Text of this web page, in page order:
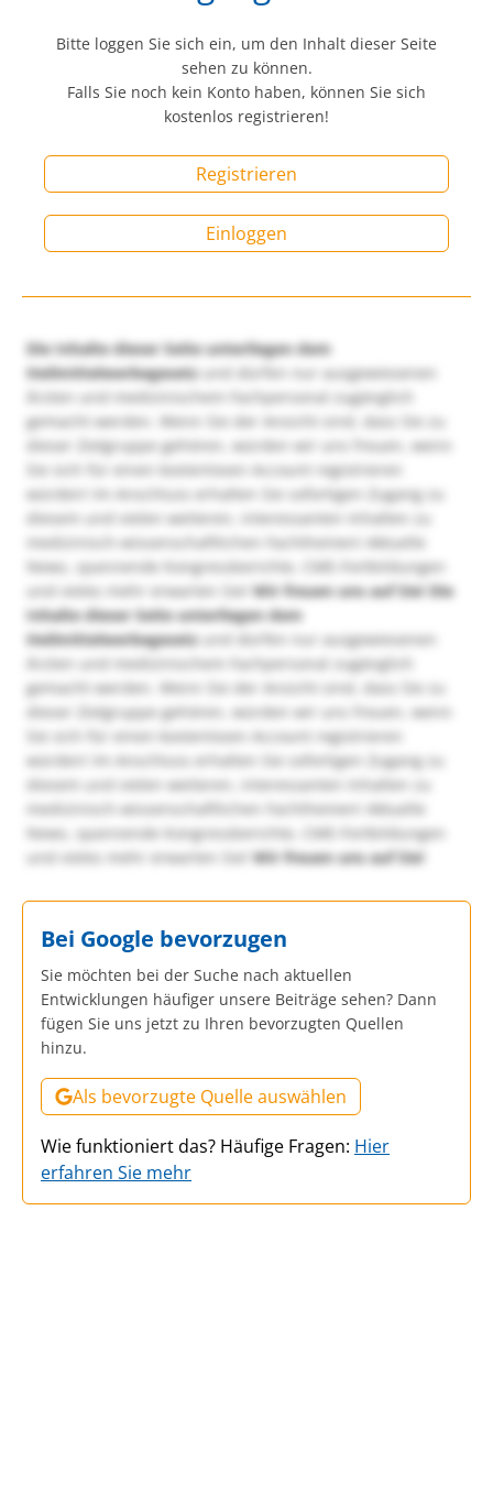
Bitte loggen Sie sich ein, um den Inhalt dieser Seite
sehen zu können.
Falls Sie noch kein Konto haben, können Sie sich
kostenlos registrieren!
Registrieren
Einloggen
Die Inhalte dieser Seite unterliegen dem
Heilmittelwerbegesetzund dürfen nur ausgewiesenen
Ärzten und medizinischem Fachpersonal zugänglich
gemacht werden. Wenn Sie der Ansicht sind, dass Sie zu
dieser Zielgruppe gehören, würden wir uns freuen, wenn
Sie sich für einen kostenlosen Account registrieren
würden! Im Anschluss erhalten Sie sofortigen Zugang zu
diesem und vielen weiteren, interessanten Inhalten zu
medizinisch-wissenschaftlichen Fachthemen! Aktuelle
News, spannende Kongressberichte, CME-Fortbildungen
und vieles mehr erwarten Sie!Wir freuen uns auf Sie! Die
Inhalte dieser Seite unterliegen dem
Heilmittelwerbegesetzund dürfen nur ausgewiesenen
Ärzten und medizinischem Fachpersonal zugänglich
gemacht werden. Wenn Sie der Ansicht sind, dass Sie zu
dieser Zielgruppe gehören, würden wir uns freuen, wenn
Sie sich für einen kostenlosen Account registrieren
würden! Im Anschluss erhalten Sie sofortigen Zugang zu
diesem und vielen weiteren, interessanten Inhalten zu
medizinisch-wissenschaftlichen Fachthemen! Aktuelle
News, spannende Kongressberichte, CME-Fortbildungen
und vieles mehr erwarten Sie!Wir freuen uns auf Sie!
Bei Google bevorzugen
Sie möchten bei der Suche nach aktuellen
Entwicklungen häufiger unsere Beiträge sehen? Dann
fügen Sie uns jetzt zu Ihren bevorzugten Quellen
hinzu.
Als bevorzugte Quelle auswählen
Wie funktioniert das? Häufige Fragen: Hier
erfahren Sie mehr